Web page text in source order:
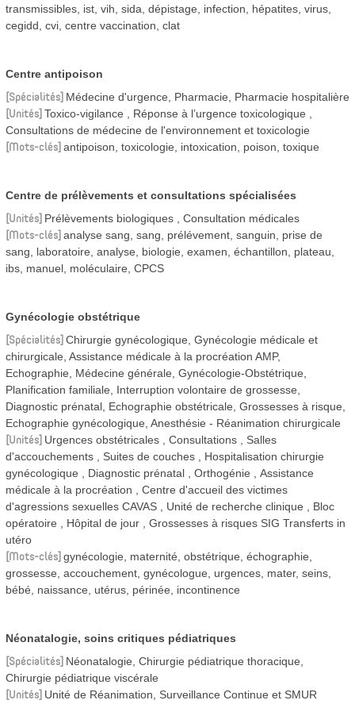
transmissibles, ist, vih, sida, dépistage, infection, hépatites, virus,
cegidd, cvi, centre vaccination, clat
Centre antipoison
Spécialités Médecine d'urgence, Pharmacie, Pharmacie hospitalière
Unités Toxico-vigilance
Réponse à l’urgence toxicologique
Consultations de médecine de l'environnement et toxicologie
Mots-clés antipoison, toxicologie, intoxication, poison, toxique
Centre de prélèvements et consultations spécialisées
Unités Prélèvements biologiques Consultation médicales
Mots-clés analyse sang, sang, prélévement, sanguin, prise de
sang, laboratoire, analyse, biologie, examen, échantillon, plateau,
ibs, manuel, moléculaire, CPCS
Gynécologie obstétrique
Spécialités Chirurgie gynécologique, Gynécologie médicale et
chirurgicale, Assistance médicale à la procréation AMP,
Echographie, Médecine générale, Gynécologie-Obstétrique,
Planification familiale, Interruption volontaire de grossesse,
Diagnostic prénatal, Echographie obstétricale, Grossesses à risque,
Echographie gynécologique, Anesthésie - Réanimation chirurgicale
Unités Urgences obstétricales Consultations
Salles
d'accouchements
Suites de couches
Hospitalisation chirurgie
gynécologique
Diagnostic prénatal Orthogénie
Assistance
médicale à la procréation
Centre d'accueil des victimes
d'agressions sexuelles CAVAS
Unité de recherche clinique
Bloc
opératoire
Hôpital de jour
Grossesses à risques SIG Transferts in
utéro
Mots-clés gynécologie, maternité, obstétrique, échographie,
grossesse, accouchement, gynécologue, urgences, mater, seins,
bébé, naissance, utérus, périnée, incontinence
Néonatalogie, soins critiques pédiatriques
Spécialités Néonatalogie, Chirurgie pédiatrique thoracique,
Chirurgie pédiatrique viscérale
Unités Unité de Réanimation, Surveillance Continue et SMUR